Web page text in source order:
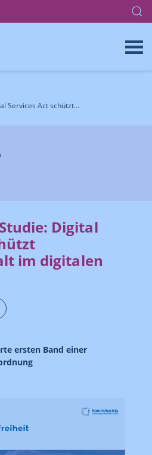
Services Act schützt...
Digital
im digitalen
ersten Band einer